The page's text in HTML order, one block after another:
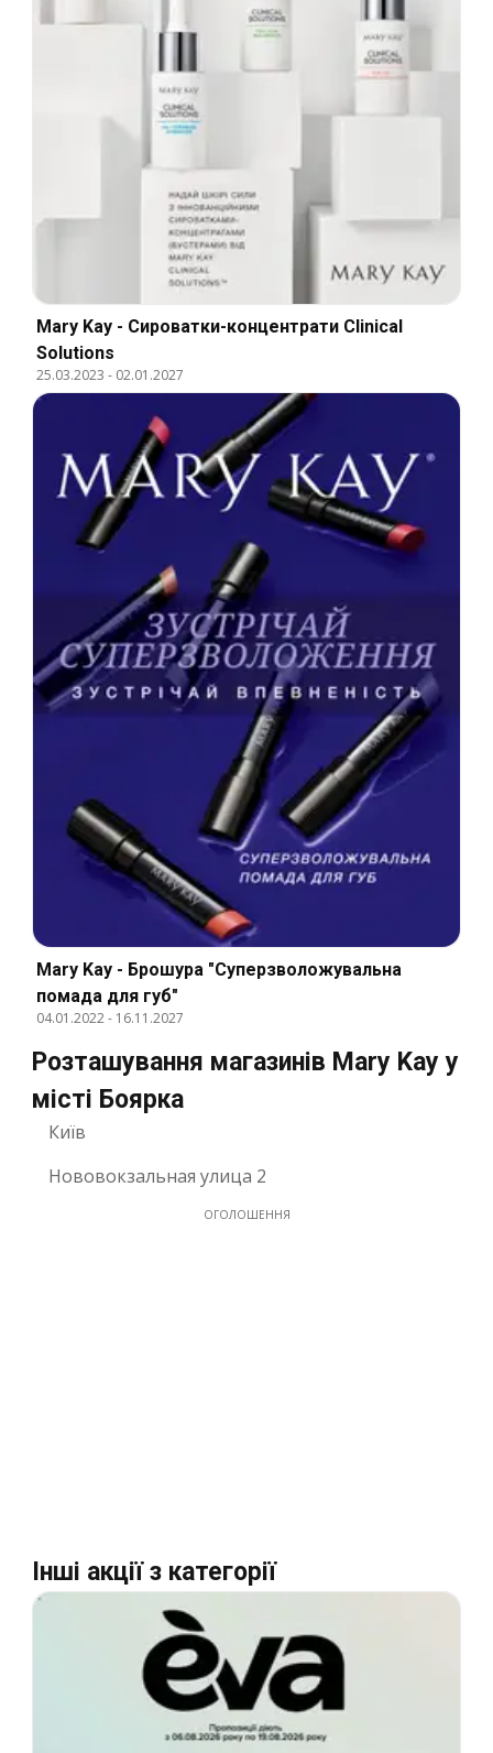
Mary Kay - Сироватки-концентрати Clinical
Solutions
25.03.2023 - 02.01.2027
Mary Kay - Брошура "Суперзволожувальна
помада для губ"
04.01.2022- 16.11.2027
Розташування магазинів Mary Kay у
місті Боярка
Київ
Нововокзальная улица 2
ОГОЛОШЕННЯ
Інші акції з категорії